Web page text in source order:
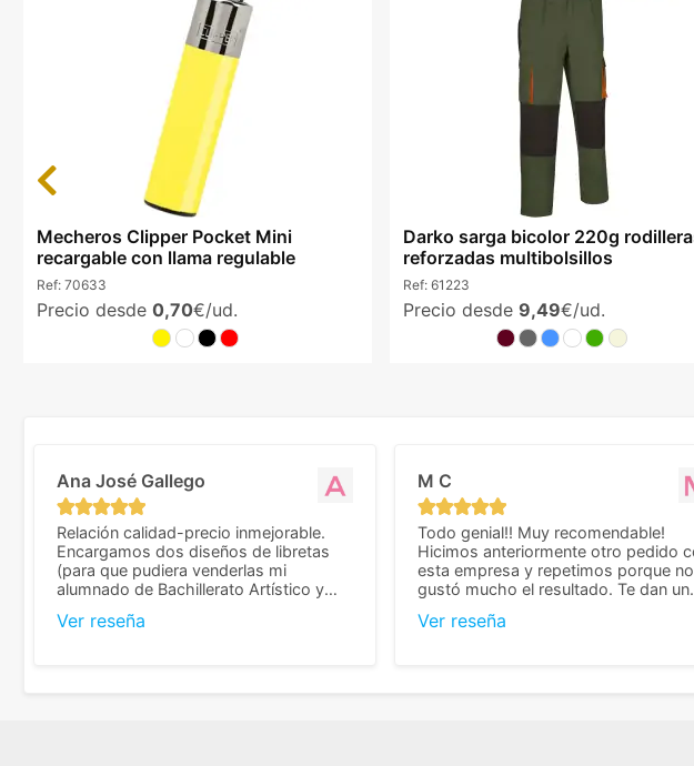
Mecheros Clipper Pocket Mini
recargable con llama regulable
Ref: 70633
Precio desde 0,70€/ud.
Darko sarga bicolor 220g
reforzadas multibolsillos
Ref: 61223
Precio desde 9,49€/ud.
Previous
Ana José Gallego
Relación calidad-precio inmejorable.
Encargamos dos diseños de libretas
(para que pudiera venderlas mi
alumnado de Bachillerato Artístico y
mejor presupuesto con diferencia, con
Ver reseña
M C
Todo genial!! Muy recomendable!
Hicimos anteriormente otro pedido
esta empresa y repetimos porque
gustó mucho el resultado. Te dan un
que valoramos mucho cuando se trata
Ver reseña